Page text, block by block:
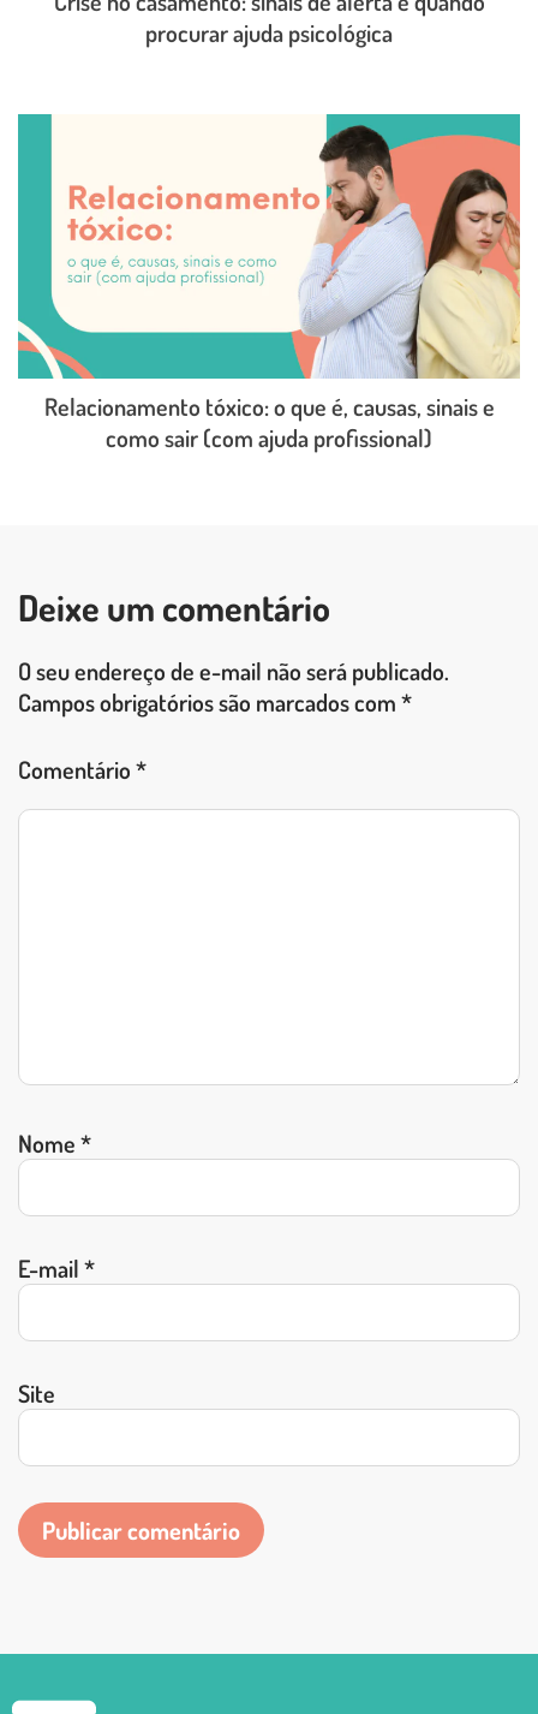
procurar ajuda psicológica
Relacionamento tóxico: o que é, causas, sinais e
como sair (com ajuda profissional)
Deixe um comentário
O seu endereço de e-mail não será publicado.
Campos obrigatórios são marcados com*
Comentário*
Nome*
E-mail*
Site